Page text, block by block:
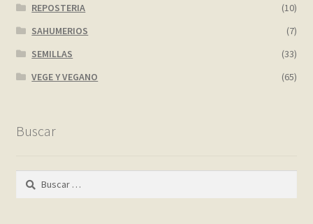
REPOSTERIA
(10)
SAHUMERIOS
(7)
SEMILLAS
(33)
VEGE Y VEGANO
(65)
Buscar
Buscar: